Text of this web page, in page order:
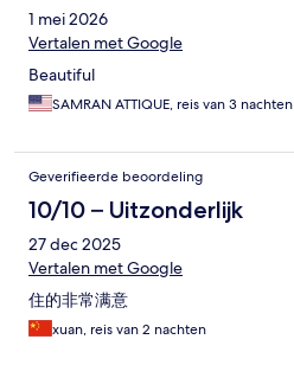
1 mei 2026
Vertalen met Google
Beautiful
SAMRAN ATTIQUE, reis van 3 nachten
Geverifieerde beoordeling
10/10 – Uitzonderlijk
27 dec 2025
Vertalen met Google
住的非常满意
xuan, reis van 2 nachten